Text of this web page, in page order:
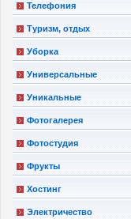
Телефония
Туризм, отдых
Уборка
Универсальные
Уникальные
Фотогалерея
Фотостудия
Фрукты
Хостинг
Электричество